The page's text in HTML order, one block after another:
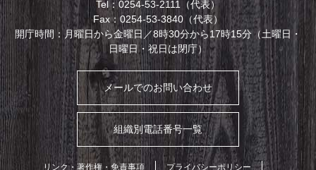
Tel：0254-53-2111（代表）
Fax：0254-53-3840（代表）
開庁時間：月曜日から金曜日／8時30分から17時15分（土曜日・
日曜日・祝日は閉庁）
メールでのお問い合わせ
組織別電話番号一覧
リンク・著作権・免責事項 プライバシーポリシー